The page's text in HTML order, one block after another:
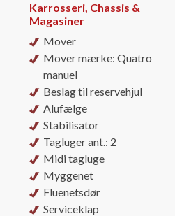
Karrosseri, Chassis &
Magasiner
Mover
Mover mærke: Quatro
manuel
Beslag til reservehjul
Alufælge
Stabilisator
Tagluger ant.: 2
Midi tagluge
Myggenet
Fluenetsdør
Serviceklap